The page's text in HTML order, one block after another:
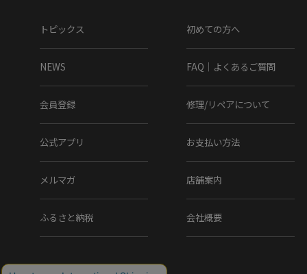
トピックス
NEWS
会員登録
公式アプリ
メルマガ
ふるさと納税
初めての方へ
FAQ｜よくあるご質問
修理/リペアについて
お支払い方法
店舗案内
会社概要